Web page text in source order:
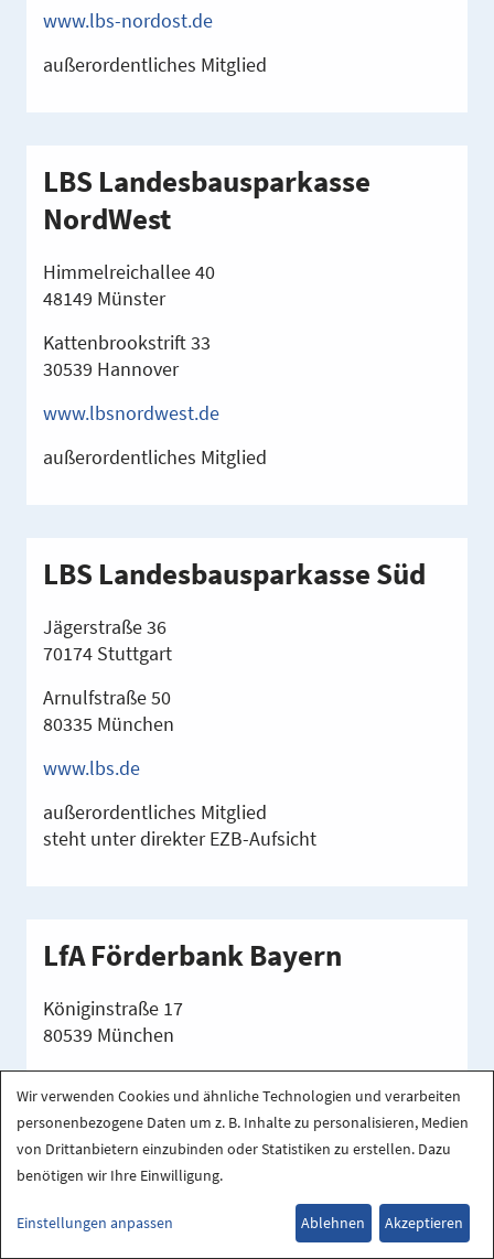
www.lbs-nordost.de
außerordentliches Mitglied
LBS Landesbausparkasse
NordWest
Himmelreichallee 40
48149 Münster
Kattenbrookstrift 33
30539 Hannover
www.lbsnordwest.de
außerordentliches Mitglied
LBS Landesbausparkasse Süd
Jägerstraße 36
70174 Stuttgart
Arnulfstraße 50
80335 München
www.lbs.de
außerordentliches Mitglied
steht unter direkter EZB-Aufsicht
LfA Förderbank Bayern
Königinstraße 17
80539 München
www.lfa.de
ordentliches Mitglied
LOTTO Hamburg GmbH
Wir verwenden Cookies und ähnliche Technologien und verarbeiten
personenbezogene Daten um z. B. Inhalte zu personalisieren, Medien
von Drittanbietern einzubinden oder Statistiken zu erstellen. Dazu
benötigen wir Ihre Einwilligung.
Einstellungen anpassen Ablehnen Akzeptieren